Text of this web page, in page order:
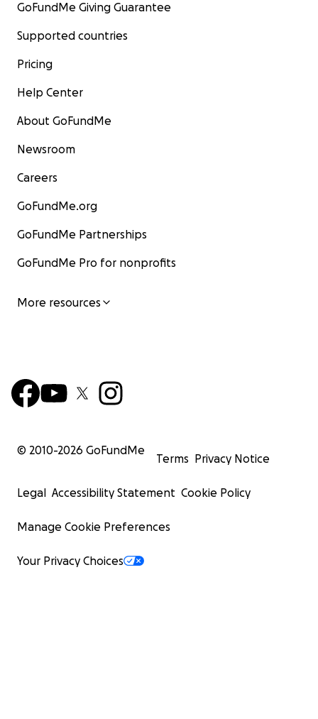
GoFundMe Giving Guarantee
Supported countries
Pricing
Help Center
About GoFundMe
Newsroom
Careers
GoFundMe.org
GoFundMe Partnerships
GoFundMe Pro for nonprofits
More resources
© 2010-2026 GoFundMe
Terms Privacy Notice
Legal Accessibility Statement Cookie Policy
Manage Cookie Preferences
Your Privacy Choices